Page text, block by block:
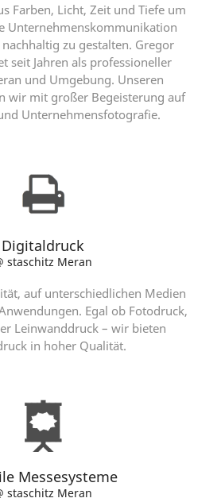
Farben, Licht, Zeit und Tiefe um
Unternehmenskommunikation
zu gestalten. Gregor
seit Jahren als professioneller
und Umgebung. Unseren
wir mit großer Begeisterung auf
Unternehmensfotografie.
Digitaldruck
staschitz Meran
auf unterschiedlichen Medien
Egal ob Fotodruck,
Leinwanddruck – wir bieten
in hoher Qualität.
Messesysteme
staschitz Meran